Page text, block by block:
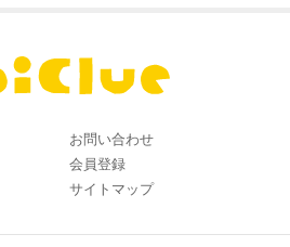
お問い合わせ
会員登録
サイトマップ